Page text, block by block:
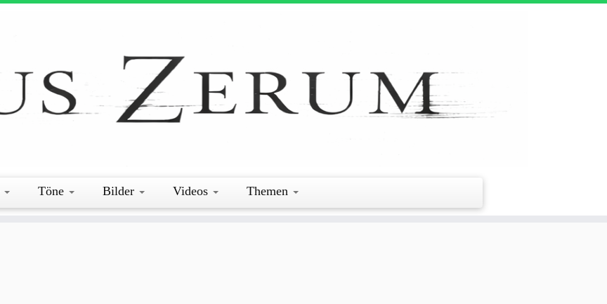
Töne Bilder Videos Themen